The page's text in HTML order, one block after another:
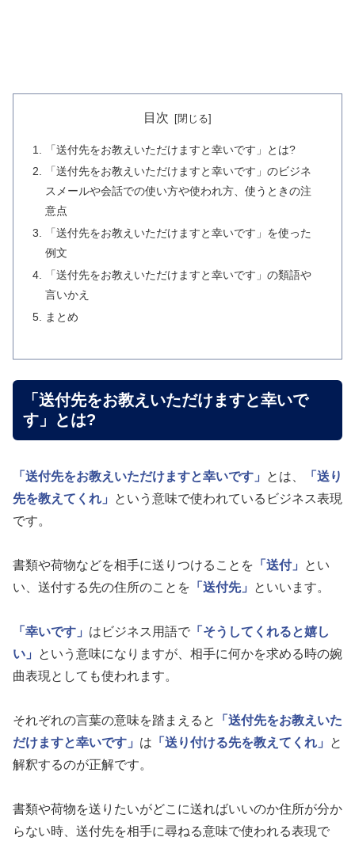
目次
「送付先をお教えいただけますと幸いです」とは?
「送付先をお教えいただけますと幸いです」のビジネ
スメールや会話での使い方や使われ方、使うときの注
意点
「送付先をお教えいただけますと幸いです」を使った
例文
「送付先をお教えいただけますと幸いです」の類語や
言いかえ
まとめ
「送付先をお教えいただけますと幸いで
す」とは?
「送付先をお教えいただけますと幸いです」 とは、
「送り
先を教えてくれ」
という意味で使われているビジネス表現
です。
書類や荷物などを相手に送りつけることを 「送付」
とい
い、送付する先の住所のことを 「送付先」 といいます。
「幸いです」 はビジネス用語で 「そうしてくれると嬉し
い」
という意味になりますが、相手に何かを求める時の婉
曲表現としても使われます。
それぞれの言葉の意味を踏まえると
「送付先をお教えいた
だけますと幸いです」 は 「送り付ける先を教えてくれ」
と
解釈するのが正解です。
書類や荷物を送りたいがどこに送ればいいのか住所が分か
らない時、送付先を相手に尋ねる意味で使われる表現で